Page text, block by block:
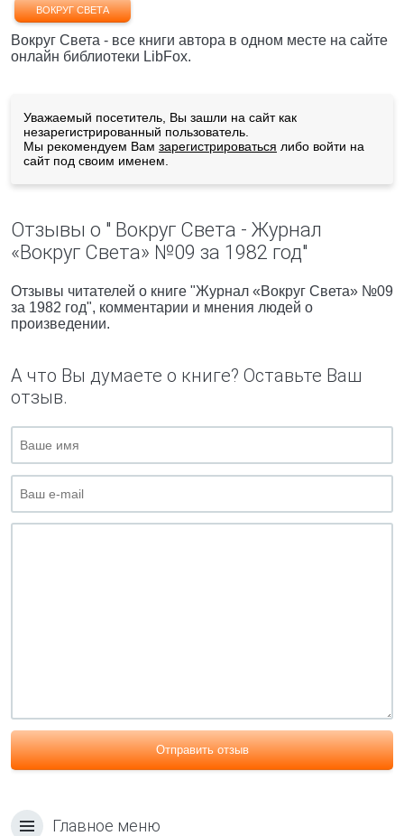
ВОКРУГ СВЕТА
Вокруг Света - все книги автора в одном месте на сайте
онлайн библиотеки LibFox.
Уважаемый посетитель, Вы зашли на сайт как
незарегистрированный пользователь.
Мы рекомендуем Вам зарегистрироваться либо войти на
сайт под своим именем.
Отзывы о " Вокруг Света - Журнал
«Вокруг Света» №09 за 1982 год"
Отзывы читателей о книге "Журнал «Вокруг Света» №09
за 1982 год", комментарии и мнения людей о
произведении.
А что Вы думаете о книге? Оставьте Ваш
отзыв.
Отправить отзыв
Главное меню